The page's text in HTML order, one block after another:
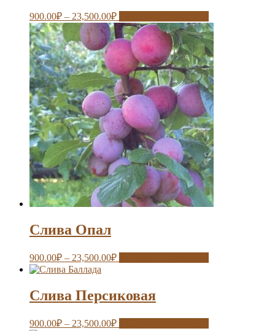
900.00₽ – 23,500.00₽
Слива Опал
900.00₽ – 23,500.00₽
Слива Персиковая
900.00₽ – 23,500.00₽